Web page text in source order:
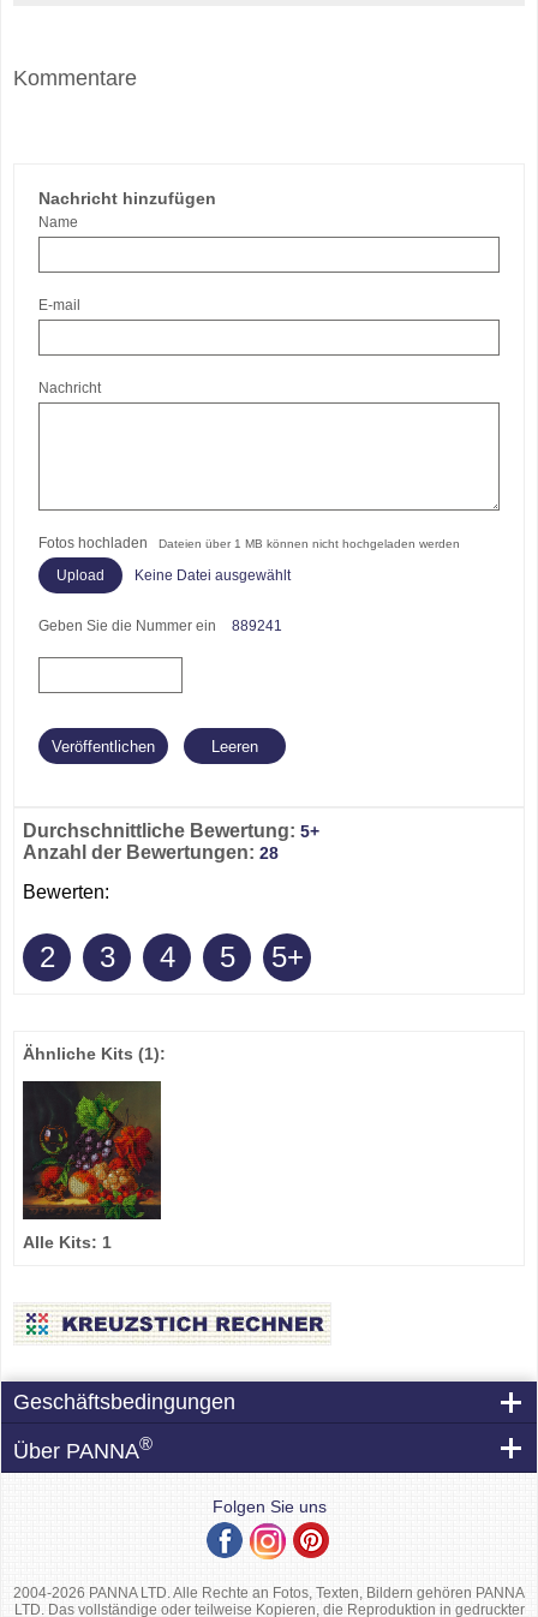
Kommentare
Nachricht hinzufügen
Name
E-mail
Nachricht
Fotos hochladen Dateien über 1 MB können nicht hochgeladen werden
Keine Datei ausgewählt
Geben Sie die Nummer ein 889241
Durchschnittliche Bewertung: 5+
Anzahl der Bewertungen: 28
Bewerten:
2 3 4 5 5+
Ähnliche Kits (1):
Alle Kits: 1
Geschäftsbedingungen
Über PANNA®
Folgen Sie uns
2004-2026 PANNA LTD. Alle Rechte an Fotos, Texten, Bildern gehören PANNA
LTD. Das vollständige oder teilweise Kopieren, die Reproduktion in gedruckter